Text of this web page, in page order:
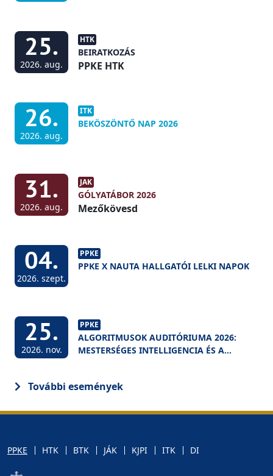
25.
2026. aug.
HTK
BEIRATKOZÁS
PPKE HTK
26.
2026. aug.
ITK
BEKÖSZÖNTŐ NAP 2026
31.
2026. aug.
JAK
GÓLYATÁBOR 2026
Mezőkövesd
04.
2026. szept.
PPKE
PPKE X NAUTA HALLGATÓI LELKI NAPOK
25.
2026. nov.
PPKE
ALGORITMUSOK AUDITÓRIUMA 2026:
MESTERSÉGES INTELLIGENCIA ÉS A
További események
PPKE HTK BTK JÁK KJPI ITK DI